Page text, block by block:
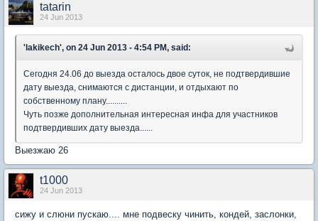
tatarin
24 Jun 2013
'lakikech', on 24 Jun 2013 - 4:54 PM, said:
Сегодня 24.06 до выезда осталось двое суток, не подтвердившие
дату выезда, снимаются с дистанции, и отдыхают по
собственному плану..........
Чуть позже дополнительная интересная инфа для участников
подтвердивших дату выезда......
Выезжаю 26
t1000
24 Jun 2013
сижу и слюни пускаю.... мне подвеску чинить, кондей, заслонки,